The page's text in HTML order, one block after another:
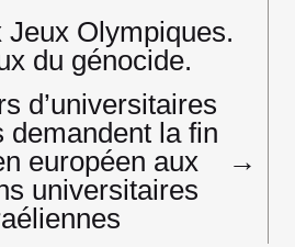
Jeux Olympiques.
du génocide.
d’universitaires
demandent la fin
européen aux
universitaires
→